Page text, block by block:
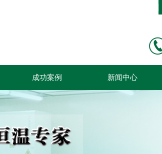
成功案例 新闻中心